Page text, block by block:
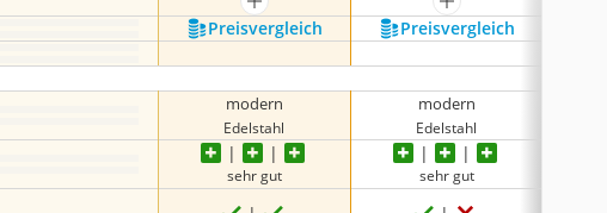
mehr anzeigen
mehr anzeigen
Preis­vergleich Preis­vergleich
modern
Edelstahl
modern
Edelstahl
sehr gut sehr gut